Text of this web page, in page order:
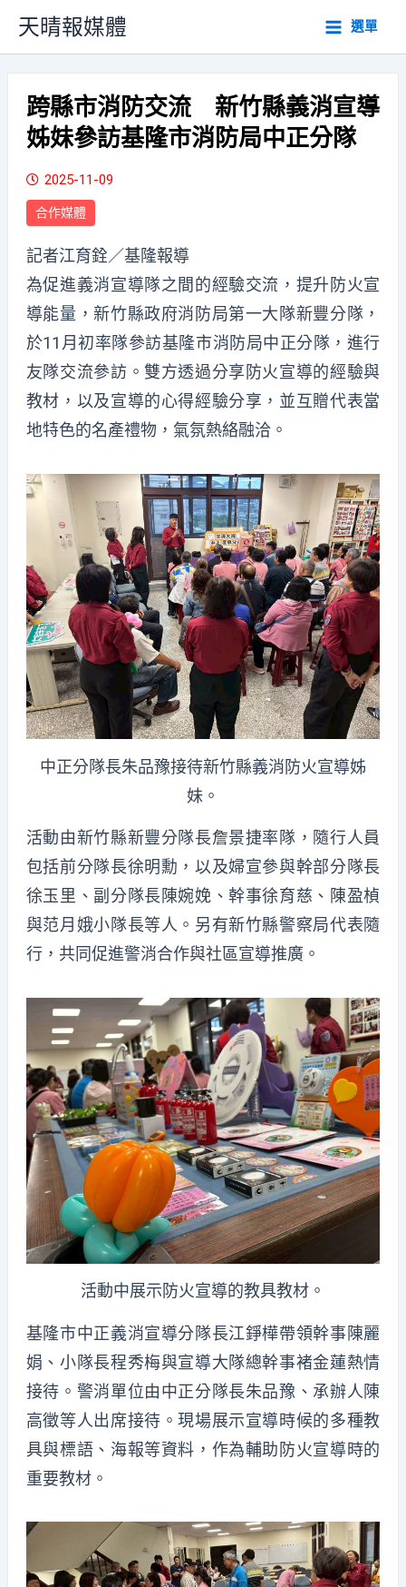
主
天晴報媒體 選單
跨縣市消防交流 新竹縣義消宣導
姊妹參訪基隆市消防局中正分隊
2025-11-09
合作媒體
記者江育銓／基隆報導
為促進義消宣導隊之間的經驗交流，提升防火宣
導能量，新竹縣政府消防局第一大隊新豐分隊，
於11月初率隊參訪基隆市消防局中正分隊，進行
友隊交流參訪。雙方透過分享防火宣導的經驗與
教材，以及宣導的心得經驗分享，並互贈代表當
地特色的名產禮物，氣氛熱絡融洽。
中正分隊長朱品豫接待新竹縣義消防火宣導姊
妹。
活動由新竹縣新豐分隊長詹景捷率隊，隨行人員
包括前分隊長徐明勳，以及婦宣參與幹部分隊長
徐玉里、副分隊長陳婉娩、幹事徐育慈、陳盈楨
與范月娥小隊長等人。另有新竹縣警察局代表隨
行，共同促進警消合作與社區宣導推廣。
活動中展示防火宣導的教具教材。
基隆市中正義消宣導分隊長江錚樺帶領幹事陳麗
娟、小隊長程秀梅與宣導大隊總幹事褚金蓮熱情
接待。警消單位由中正分隊長朱品豫、承辦人陳
高徵等人出席接待。現場展示宣導時候的多種教
具與標語、海報等資料，作為輔助防火宣導時的
重要教材。